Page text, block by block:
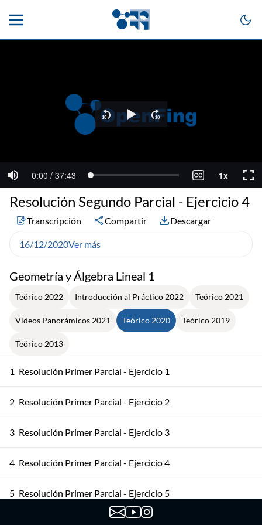
Geometría y Álgebra Lineal 1
Teórico 2022 Introducción al Práctico 2022 Teórico 2021
Videos Panorámicos 2021 Teórico 2020 Teórico 2019
Teórico 2013
1 Resolución Primer Parcial - Ejercicio 1
2 Resolución Primer Parcial - Ejercicio 2
3 Resolución Primer Parcial - Ejercicio 3
4 Resolución Primer Parcial - Ejercicio 4
5 Resolución Primer Parcial - Ejercicio 5
Resolución Segundo Parcial - Ejercicio 4
Transcripción Compartir Descargar
16/12/2020Ver más